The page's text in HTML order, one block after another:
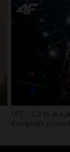
UFC - Co to je a
Kompletní